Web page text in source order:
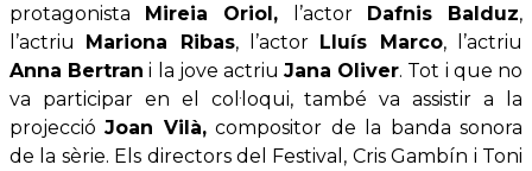
protagonista Mireia Oriol, l’actor Dafnis Balduz,
l’actriu Mariona Ribas, l’actor Lluís Marco, l’actriu
Anna Bertran i la jove actriuJana Oliver. Tot i que no
va participar en el col·loqui, també va assistir a la
projeccióJoan Vilà,compositor de la banda sonora
de la sèrie. Els directors del Festival, Cris Gambín i Toni